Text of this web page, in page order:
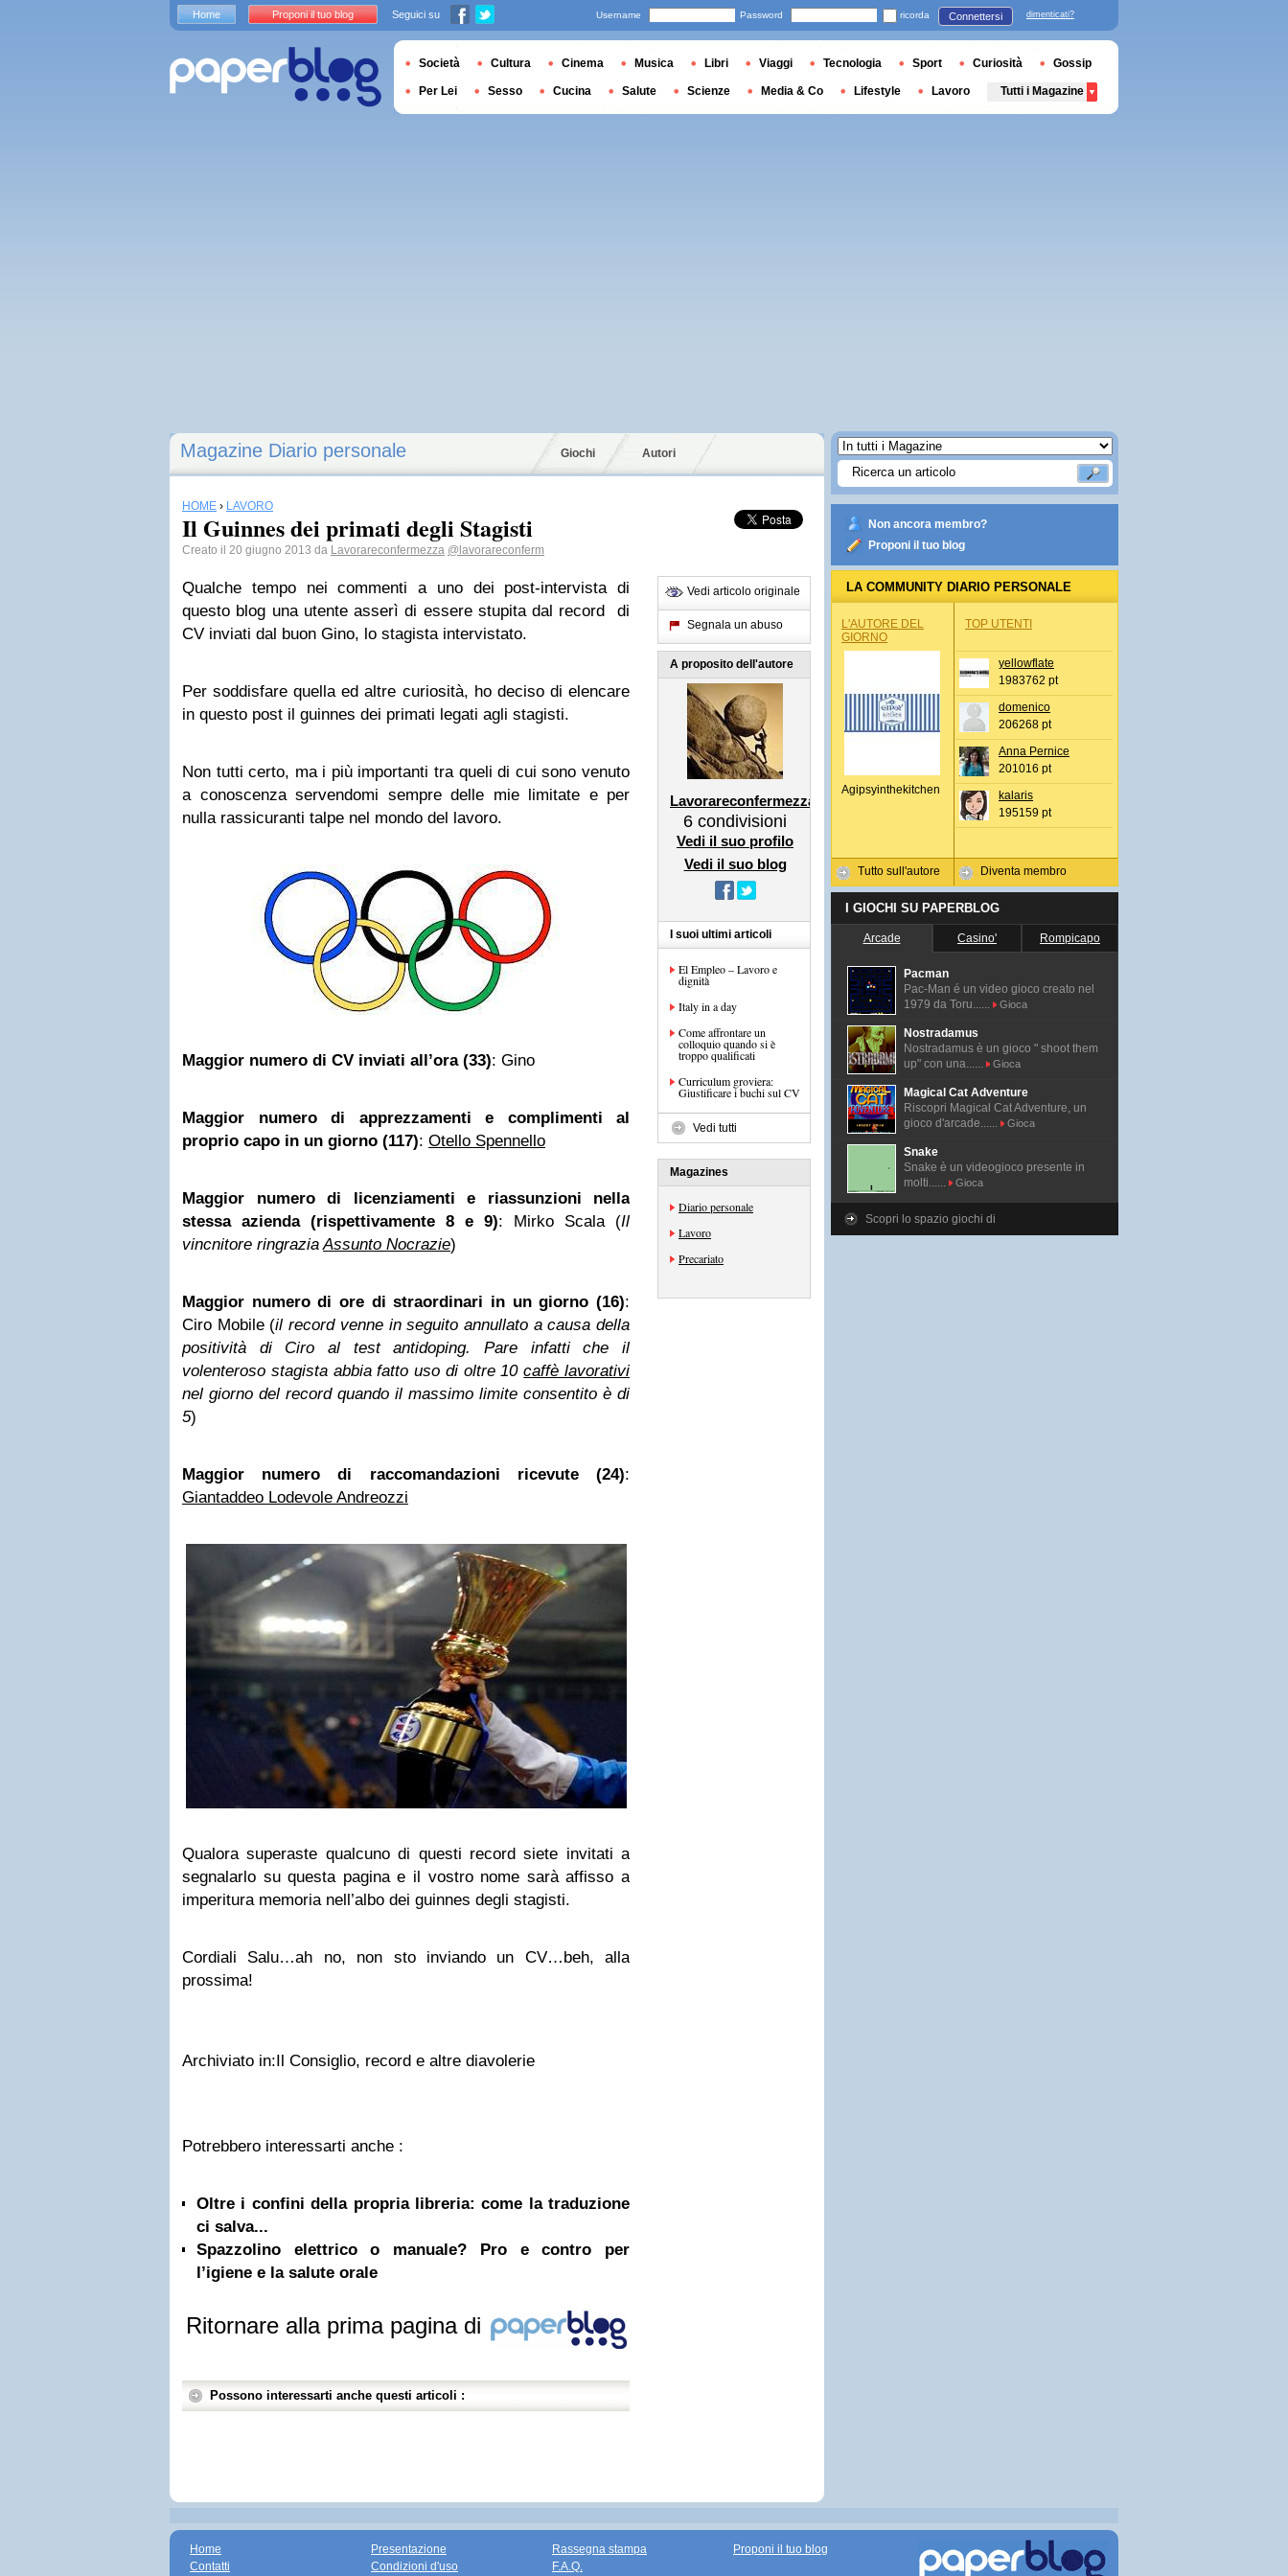
Magazine Diario personale Giochi Autori
HOME › LAVORO
Il Guinnes dei primati degli Stagisti
Creato il 20 giugno 2013 da Lavorareconfermezza @lavorareconferm
Qualche tempo nei commenti a uno dei post-intervista di
questo blog una utente asserì di essere stupita dal record di
CV inviati dal buon Gino, lo stagista intervistato.
Per soddisfare quella ed altre curiosità, ho deciso di elencare
in questo post il guinnes dei primati legati agli stagisti.
Non tutti certo, ma i più importanti tra queli di cui sono venuto
a conoscenza servendomi sempre delle mie limitate e per
nulla rassicuranti talpe nel mondo del lavoro.
Maggior numero di CV inviati all’ora (33): Gino
Maggior numero di apprezzamenti e complimenti al
proprio capo in un giorno (117): Otello Spennello
Maggior numero di licenziamenti e riassunzioni nella
stessa azienda (rispettivamente 8 e 9): Mirko Scala (Il
vincnitore ringraziaAssunto Nocrazie)
Maggior numero di ore di straordinari in un giorno (16):
Ciro Mobile (il record venne in seguito annullato a causa della
positività di Ciro al test antidoping. Pare infatti che il
volenteroso stagista abbia fatto uso di oltre 10caffè lavorativi
nel giorno del record quando il massimo limite consentito è di
5)
Maggior numero di raccomandazioni ricevute (24):
Giantaddeo Lodevole Andreozzi
Qualora superaste qualcuno di questi record siete invitati a
segnalarlo su questa pagina e il vostro nome sarà affisso a
imperitura memoria nell’albo dei guinnes degli stagisti.
Cordiali Salu…ah no, non sto inviando un CV…beh, alla
prossima!
Archiviato in:Il Consiglio, record e altre diavolerie
Potrebbero interessarti anche :
Oltre i confini della propria libreria: come la traduzione
ci salva...
Spazzolino elettrico o manuale? Pro e contro per
l’igiene e la salute orale
Ritornare alla prima pagina di
Possono interessarti anche questi articoli :
Vedi articolo originale
Segnala un abuso
A proposito dell'autore
Lavorareconfermezza
6 condivisioni
Vedi il suo profilo
Vedi il suo blog
I suoi ultimi articoli
El Empleo – Lavoro e
dignità
Italy in a day
Come affrontare un
colloquio quando si è
troppo qualificati
Curriculum groviera:
Giustificare i buchi sul CV
Vedi tutti
Magazines
Diario personale
Lavoro
Precariato
Non ancora membro?
Proponi il tuo blog
LA COMMUNITY DIARIO PERSONALE
L'AUTORE DEL
GIORNO
Agipsyinthekitchen
Tutto sull'autore
TOP UTENTI
yellowflate
1983762 pt
domenico
206268 pt
Anna Pernice
201016 pt
kalaris
195159 pt
Diventa membro
I GIOCHI SU PAPERBLOG
Arcade Casino' Rompicapo
Pacman
Pac-Man é un video gioco creato nel
1979 da Toru......
Gioca
Nostradamus
Nostradamus è un gioco " shoot them
up" con una......
Gioca
Magical Cat Adventure
Riscopri Magical Cat Adventure, un
gioco d'arcade......
Gioca
Snake
Snake è un videogioco presente in
molti......
Gioca
Scopri lo spazio giochi di
Home Proponi il tuo blog Seguici su Username Password ricorda Connettersi dimenticati?
Società Cultura Cinema Musica Libri Viaggi Tecnologia Sport Curiosità Gossip
Per Lei Sesso Cucina Salute Scienze Media & Co Lifestyle Lavoro Tutti i Magazine
Home
Contatti
Presentazione
Condizioni d'uso
Rassegna stampa
F.A.Q.
Proponi il tuo blog